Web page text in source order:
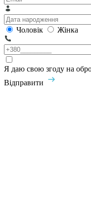
Чоловік Жінка
Я даю свою згоду на
Відправити